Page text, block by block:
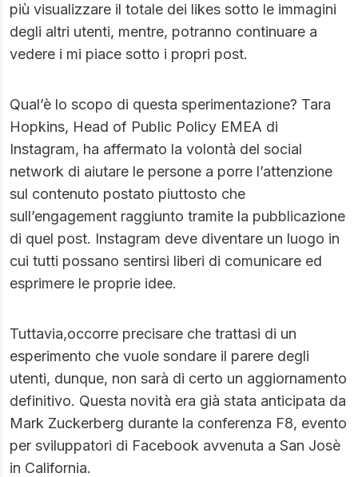
più visualizzare il totale dei likes sotto le immagini
degli altri utenti, mentre, potranno continuare a
vedere i mi piace sotto i propri post.
Qual’è lo scopo di questa sperimentazione? Tara
Hopkins, Head of Public Policy EMEA di
Instagram, ha affermato la volontà del social
network di aiutare le persone a porre l’attenzione
sul contenuto postato piuttosto che
sull’engagement raggiunto tramite la pubblicazione
di quel post. Instagram deve diventare un luogo in
cui tutti possano sentirsi liberi di comunicare ed
esprimere le proprie idee.
Tuttavia,occorre precisare che trattasi di un
esperimento che vuole sondare il parere degli
utenti, dunque, non sarà di certo un aggiornamento
definitivo. Questa novità era già stata anticipata da
Mark Zuckerberg durante la conferenza F8, evento
per sviluppatori di Facebook avvenuta a San Josè
in California.